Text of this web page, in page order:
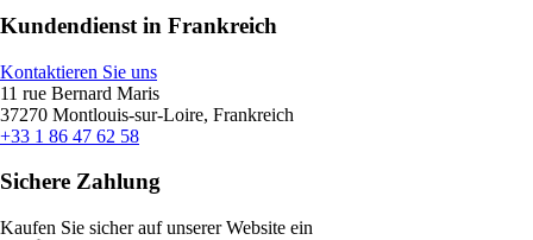
Kundendienst in Frankreich
Kontaktieren Sie uns
11 rue Bernard Maris
37270 Montlouis-sur-Loire, Frankreich
+33 1 86 47 62 58
Sichere Zahlung
Kaufen Sie sicher auf unserer Website ein